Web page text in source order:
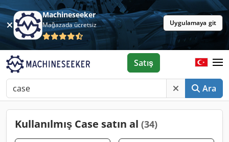
Machineseeker
Mağazada ücretsiz Uygulamaya git
Ara
Satış
Kullanılmış Case satın al (34)